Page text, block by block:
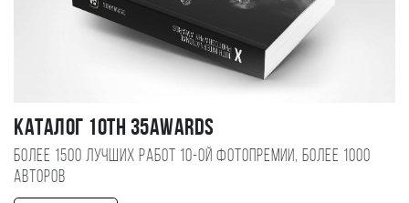
Каталог 10TH 35AWARDS
Более 1500 лучших работ 10-ой фотопремии, более 1000
авторов